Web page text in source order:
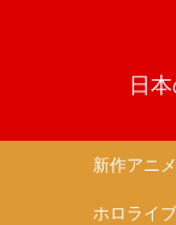
日
新作アニメ
ホロライブ